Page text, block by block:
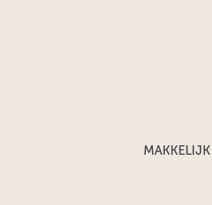
MAKKELIJK